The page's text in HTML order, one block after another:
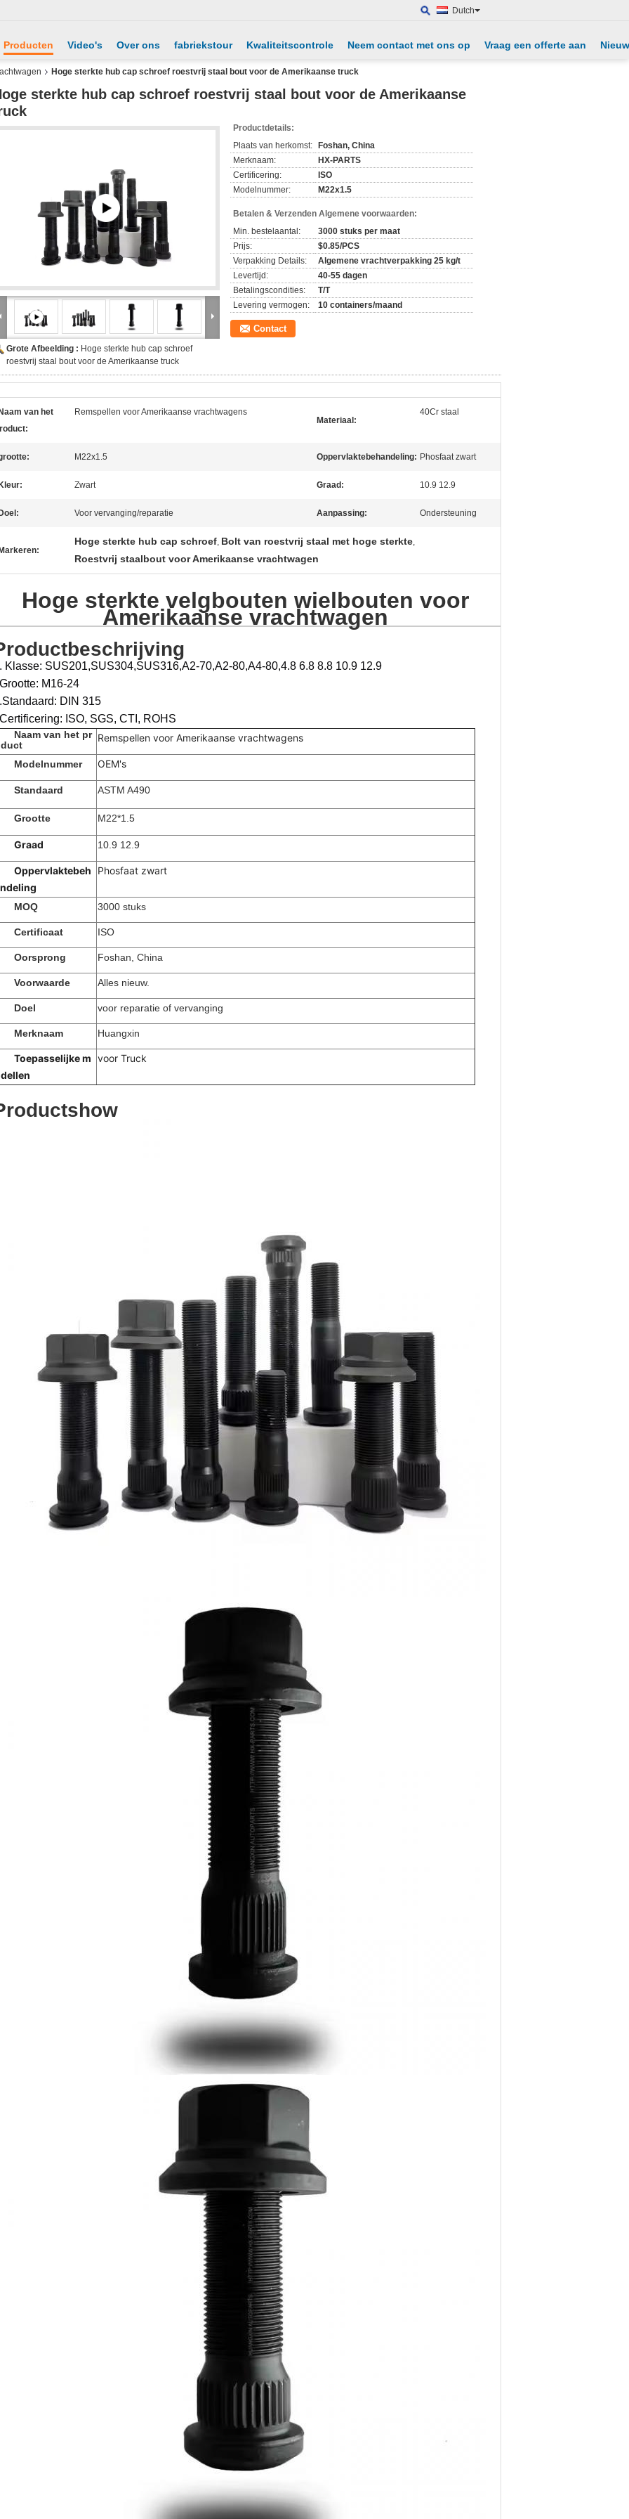
Dutch
Producten Video's Over ons fabriekstour Kwaliteitscontrole Neem contact met ons op Vraag een offerte aan
Hoge sterkte hub cap schroef roestvrij staal bout voor de Amerikaanse truck
sterkte hub cap schroef roestvrij staal bout voor de Amerikaanse
Grote Afbeelding : Hoge sterkte hub cap schroef
roestvrij staal bout voor de Amerikaanse truck
Productdetails:
Plaats van herkomst:
Foshan, China
Merknaam:
HX-PARTS
Certificering:
ISO
Modelnummer:
M22x1.5
Betalen & Verzenden Algemene voorwaarden:
Min. bestelaantal:
3000 stuks per maat
Prijs:
$0.85/PCS
Verpakking Details:
Algemene vrachtverpakking 25 kg/t
Levertijd:
40-55 dagen
Betalingscondities:
T/T
Levering vermogen:
10 containers/maand
Contact
van het
Remspellen voor Amerikaanse vrachtwagens
Materiaal:
40Cr staal
M22x1.5 Oppervlaktebehandeling: Phosfaat zwart
Zwart Graad: 10.9 12.9
Voor vervanging/reparatie Aanpassing: Ondersteuning
Hoge sterkte hub cap schroef, Bolt van roestvrij staal met hoge sterkte,
Roestvrij staalbout voor Amerikaanse vrachtwagen
Hoge sterkte velgbouten wielbouten voor
Amerikaanse vrachtwagen
Klasse: SUS201,SUS304,SUS316,A2-70,A2-80,A4-80,4.8 6.8 8.8 10.9 12.9
M16-24
DIN 315
ISO, SGS, CTI, ROHS
Naam van het pr Remspellen voor Amerikaanse vrachtwagens
Modelnummer OEM's
Standaard ASTM A490
Grootte M22*1.5
Graad 10.9 12.9
Oppervlaktebeh
Phosfaat zwart
MOQ 3000 stuks
Certificaat ISO
Oorsprong Foshan, China
Voorwaarde Alles nieuw.
Doel voor reparatie of vervanging
Merknaam Huangxin
Toepasselijke m voor Truck